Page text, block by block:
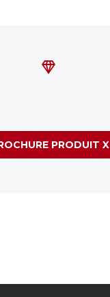


PRODUIT X